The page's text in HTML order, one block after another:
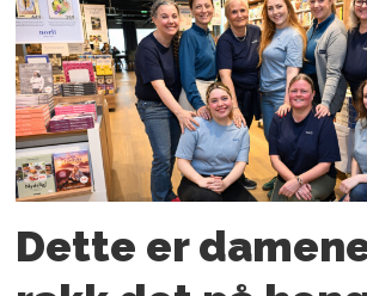
Dette er